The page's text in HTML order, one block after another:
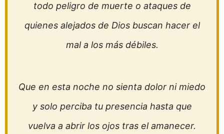
todo peligro de muerte o ataques de
quienes alejados de Dios buscan hacer el
mal a los más débiles.
Que en esta noche no sienta dolor ni miedo
y solo perciba tu presencia hasta que
vuelva a abrir los ojos tras el amanecer.